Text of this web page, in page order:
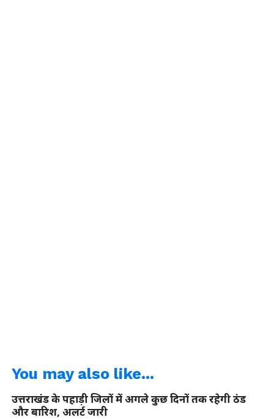
You may also like...
उत्तराखंड के पहाड़ी जिलों में अगले कुछ दिनों तक रहेगी ठंड
और बारिश, अलर्ट जारी